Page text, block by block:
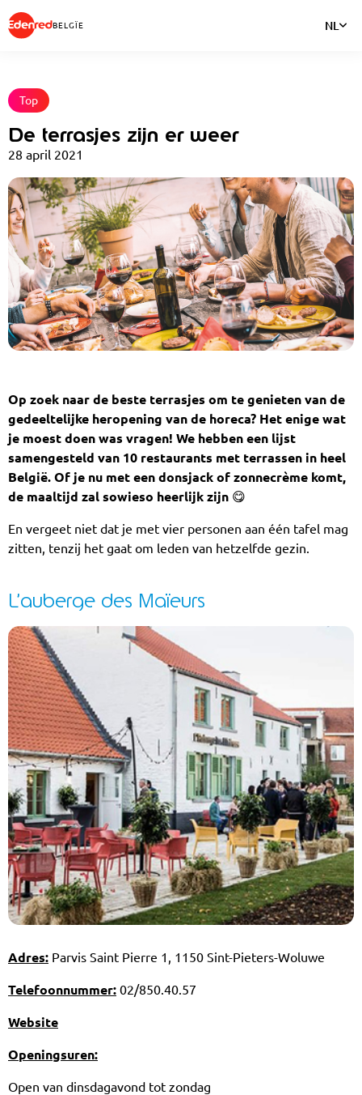
BELGÏE NL
Top
De terrasjes zijn er weer
28 april 2021
Op zoek naar de beste terrasjes om te genieten van de
gedeeltelijke heropening van de horeca? Het enige wat
je moest doen was vragen! We hebben een lijst
samengesteld van 10 restaurants met terrassen in heel
België. Of je nu met een donsjack of zonnecrème komt,
de maaltijd zal sowieso heerlijk zijn 😋
En vergeet niet dat je met vier personen aan één tafel mag
zitten, tenzij het gaat om leden van hetzelfde gezin.
L’auberge des Maïeurs
Adres: Parvis Saint Pierre 1, 1150 Sint-Pieters-Woluwe
Telefoonnummer: 02/850.40.57
Website
Openingsuren:
Open van dinsdagavond tot zondag